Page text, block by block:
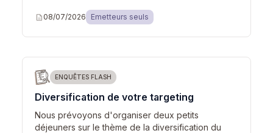
description 08/07/2026 Emetteurs seuls
ENQUÊTES FLASH
Diversification de votre targeting
Nous prévoyons d'organiser deux petits
déjeuners sur le thème de la diversification du